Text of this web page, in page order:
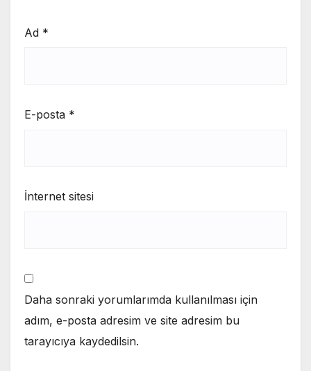
Ad *
E-posta *
İnternet sitesi
Daha sonraki yorumlarımda kullanılması için
adım, e-posta adresim ve site adresim bu
tarayıcıya kaydedilsin.